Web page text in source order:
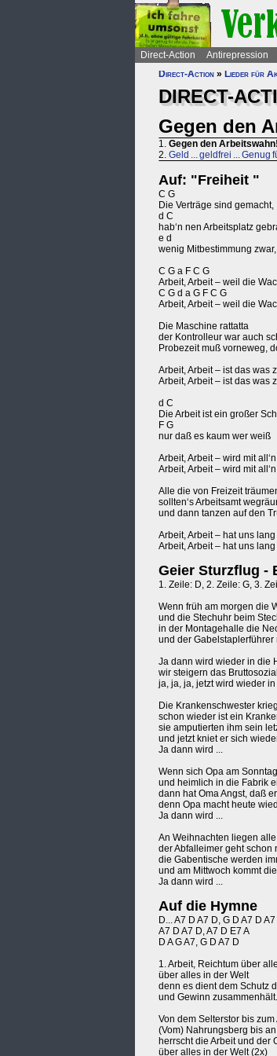
Direct-Action Antirepression
Direct-Action » Lieder für
DIRECT-
Gegen den
1. Gegen den Arbeitswahn!
2. Geld ... geldfrei ... Genug
Auf: "Freiheit "
C G
Die Verträge sind gemacht,
d C
hab‘n nen Arbeitsplatz
e d
wenig Mitbestimmung
C G a F C G
Arbeit, Arbeit – weil die
C G d a G F C G
Arbeit, Arbeit – weil die
Die Maschine rattatta
der Kontrolleur war auch
Probezeit muß vorneweg,
Arbeit, Arbeit – ist das was
Arbeit, Arbeit – ist das was
d C
Die Arbeit ist ein großer
F G
nur daß es kaum wer weiß
Arbeit, Arbeit – wird mit
Arbeit, Arbeit – wird mit
Alle die von Freizeit
sollten‘s Arbeitsamt
und dann tanzen auf den
Arbeit, Arbeit – hat uns
Arbeit, Arbeit – hat uns
Geier Sturzflug -
1. Zeile: D, 2. Zeile: G, 3.
Wenn früh am morgen die
und die Stechuhr beim
in der Montagehalle die
und der
Ja dann wird wieder in die
wir steigern das
ja, ja, ja, jetzt wird wieder
Die Krankenschwester
schon wieder ist ein
sie amputierten ihm sein
und jetzt kniet er sich
Ja dann wird ...
Wenn sich Opa am
und heimlich in die Fabrik
dann hat Oma Angst, daß
denn Opa macht heute
Ja dann wird ...
An Weihnachten liegen
der Abfalleimer geht schon
die Gabentische werden
und am Mittwoch kommt
Ja dann wird ...
Auf die Hymne
D... A7 D A7 D, G D A7 D
A7 D A7 D, A7 D E7 A
D A G A7, G D A7 D
1. Arbeit, Reichtum über
über alles in der Welt
denn es dient dem Schutz
und Gewinn zusammenhält.
Von dem Selterstor bis zum
(Vom) Nahrungsberg bis
herrscht die Arbeit und der
über alles in der Welt (2x)